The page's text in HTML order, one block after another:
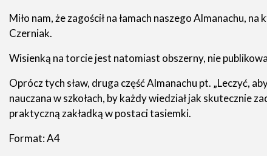
Miło nam, że zagościł na łamach naszego Almanachu,
Czerniak.
Wisienką na torcie jest natomiast obszerny, nie
Oprócz tych sław, druga część Almanachu pt. „Leczyć,
nauczana w szkołach, by każdy wiedział jak
praktyczną zakładką w postaci tasiemki.
Format: A4